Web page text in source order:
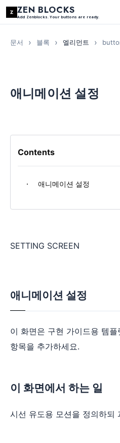
ZEN BLOCKS
Add Zenblocks. Your buttons are ready.
문서 블록 엘리먼트
애니메이션 설정
Contents
애니메이션 설정
SETTING SCREEN
애니메이션 설정
이 화면은 구현 가이드용 템
항목을 추가하세요.
이 화면에서 하는 일
시선 유도용 모션을 정의하되